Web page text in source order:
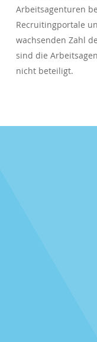
Arbeitsagenturen
Recruitingportale
wachsenden Zahl
sind die
nicht beteiligt.